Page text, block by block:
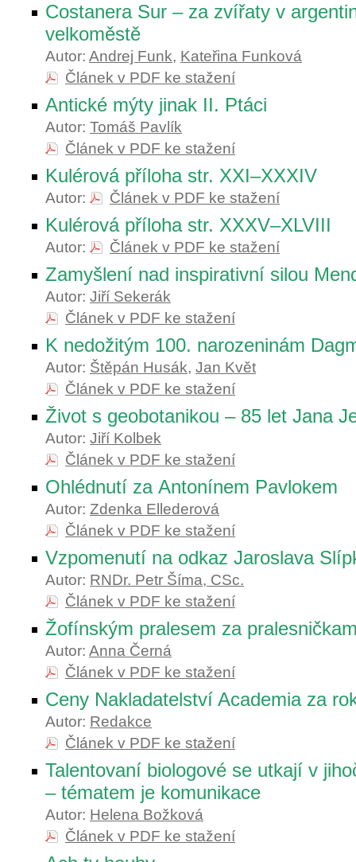
Costanera Sur – za zvířaty v
velkoměstě
Autor: Andrej Funk, Kateřina Funková
Článek v PDF ke stažení
Antické mýty jinak II. Ptáci
Autor: Tomáš Pavlík
Článek v PDF ke stažení
Kulérová příloha str. XXI–XXXIV
Autor: Článek v PDF ke stažení
Kulérová příloha str. XXXV–XLVIII
Autor: Článek v PDF ke stažení
Zamyšlení nad inspirativní silou
Autor: Jiří Sekerák
Článek v PDF ke stažení
K nedožitým 100. narozeninám
Autor: Štěpán Husák, Jan Květ
Článek v PDF ke stažení
Život s geobotanikou – 85 let Jana
Autor: Jiří Kolbek
Článek v PDF ke stažení
Ohlédnutí za Antonínem Pavlokem
Autor: Zdenka Ellederová
Článek v PDF ke stažení
Vzpomenutí na odkaz Jaroslava
Autor: RNDr. Petr Šíma, CSc.
Článek v PDF ke stažení
Žofínským pralesem za
Autor: Anna Černá
Článek v PDF ke stažení
Ceny Nakladatelství Academia za
Autor: Redakce
Článek v PDF ke stažení
Talentovaní biologové se utkají v
– tématem je komunikace
Autor: Helena Božková
Článek v PDF ke stažení